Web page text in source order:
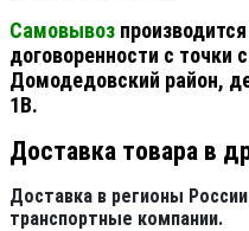
Самовывоз
договоренности с
Домодедовский район,
1В.
Доставка товара в
Доставка в регионы
транспортные компании.